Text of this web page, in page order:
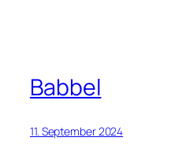
Babbel
11. September 2024